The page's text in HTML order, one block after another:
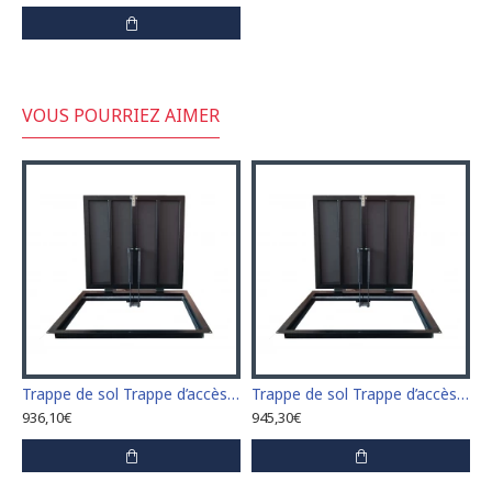
VOUS POURRIEZ AIMER
Trappe de sol Trappe d’accès Trappe de visite 60 cm x 70 cm "H"
936,10€
Trappe de sol Trappe d’accès Trappe de visite 60 cm x 80 cm "H"
945,30€